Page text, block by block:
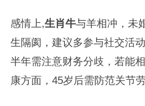
感情上,生肖牛与羊相冲，未
生隔阂，建议多参与社交活
半年需注意财务分歧，若能
康方面，45岁后需防范关节